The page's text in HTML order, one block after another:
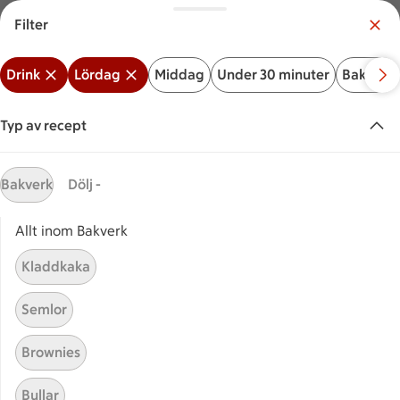
Meny Logga in
Vilken är din butik? Välj butik
Start
Sök ingrediens eller recept
Inga förslag
Drink
ReceptVisar 158 stycken
(158)
Äppelcocktail
Filter
Drink Lördag Middag Under 30 minuter Bakverk
Typ av recept
Bakverk Dölj -
Allt inom Bakverk
Kladdkaka
Semlor
Brownies
Bullar